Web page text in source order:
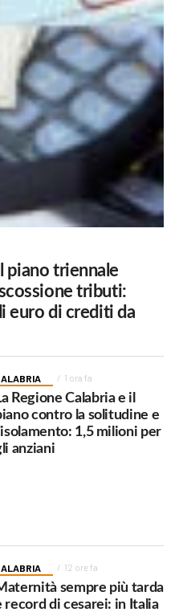
piano triennale
tributi:
euro di crediti da
1 ora fa
Regione Calabria e il
contro la solitudine e
1,5 milioni per
anziani
12 ore fa
sempre più tarda
record di cesarei: in Italia